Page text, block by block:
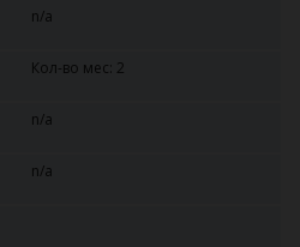
n/a
Кол-во мес: 2
n/a
n/a